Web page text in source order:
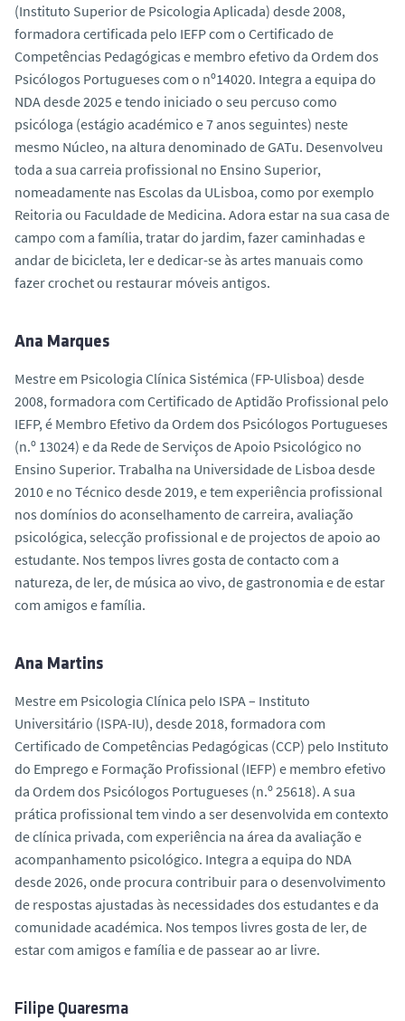
(Instituto Superior de Psicologia Aplicada) desde 2008,
formadora certificada pelo IEFP com o Certificado de
Competências Pedagógicas e membro efetivo da Ordem dos
Psicólogos Portugueses com o nº14020. Integra a equipa do
NDA desde 2025 e tendo iniciado o seu percuso como
psicóloga (estágio académico e 7 anos seguintes) neste
mesmo Núcleo, na altura denominado de GATu. Desenvolveu
toda a sua carreia profissional no Ensino Superior,
nomeadamente nas Escolas da ULisboa, como por exemplo
Reitoria ou Faculdade de Medicina. Adora estar na sua casa de
campo com a família, tratar do jardim, fazer caminhadas e
andar de bicicleta, ler e dedicar-se às artes manuais como
fazer crochet ou restaurar móveis antigos.
Ana Marques
Mestre em Psicologia Clínica Sistémica (FP-Ulisboa) desde
2008, formadora com Certificado de Aptidão Profissional pelo
IEFP, é Membro Efetivo da Ordem dos Psicólogos Portugueses
(n.º 13024) e da Rede de Serviços de Apoio Psicológico no
Ensino Superior. Trabalha na Universidade de Lisboa desde
2010 e no Técnico desde 2019, e tem experiência profissional
nos domínios do aconselhamento de carreira, avaliação
psicológica, selecção profissional e de projectos de apoio ao
estudante. Nos tempos livres gosta de contacto com a
natureza, de ler, de música ao vivo, de gastronomia e de estar
com amigos e família.
Ana Martins
Mestre em Psicologia Clínica pelo ISPA – Instituto
Universitário (ISPA-IU), desde 2018, formadora com
Certificado de Competências Pedagógicas (CCP) pelo Instituto
do Emprego e Formação Profissional (IEFP) e membro efetivo
da Ordem dos Psicólogos Portugueses (n.º 25618). A sua
prática profissional tem vindo a ser desenvolvida em contexto
de clínica privada, com experiência na área da avaliação e
acompanhamento psicológico. Integra a equipa do NDA
desde 2026, onde procura contribuir para o desenvolvimento
de respostas ajustadas às necessidades dos estudantes e da
comunidade académica. Nos tempos livres gosta de ler, de
estar com amigos e família e de passear ao ar livre.
Filipe Quaresma